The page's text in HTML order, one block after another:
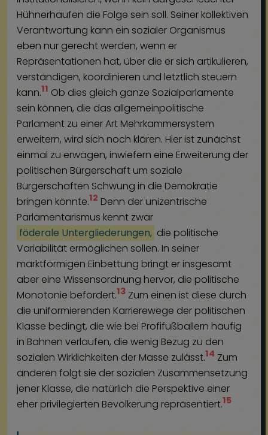
Hühnerhaufen die Folge sein soll. Seiner kollektiven
Verantwortung kann ein sozialer Organismus
eben nur gerecht werden, wenn er
Repräsentationen hat, über die er sich artikulieren,
verständigen, koordinieren und letztlich steuern
kann.11 Ob dies gleich ganze Sozialparlamente
sein können, die das allgemeinpolitische
Parlament zu einer Art Mehrkammersystem
erweitern, wird sich noch klären. Hier ist zunächst
einmal zu erwägen, inwiefern eine Erweiterung der
politischen Bürgerschaft um soziale
Bürgerschaften Schwung in die Demokratie
bringen könnte.12 Denn der unizentrische
Parlamentarismus kennt zwar
föderale Untergliederungen, die politische
Variabilität ermöglichen sollen. In seiner
marktförmigen Einbettung bringt er insgesamt
aber eine Wissensordnung hervor, die politische
Monotonie befördert.13 Zum einen ist diese durch
die uniformierenden Karrierewege der politischen
Klasse bedingt, die wie bei Profifußballern häufig
in Bahnen verlaufen, die wenig Bezug zu den
sozialen Wirklichkeiten der Masse zulässt.14 Zum
anderen folgt sie der sozialen Zusammensetzung
jener Klasse, die natürlich die Perspektive einer
eher privilegierten Bevölkerung repräsentiert.15